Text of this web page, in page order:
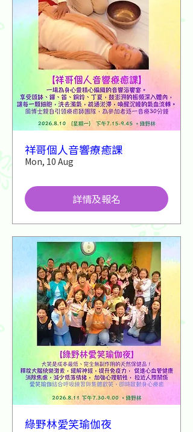
祥哥個人音響療癒課
Mon, 10 Aug
詳情及報名
綠野林愛笑瑜伽夜